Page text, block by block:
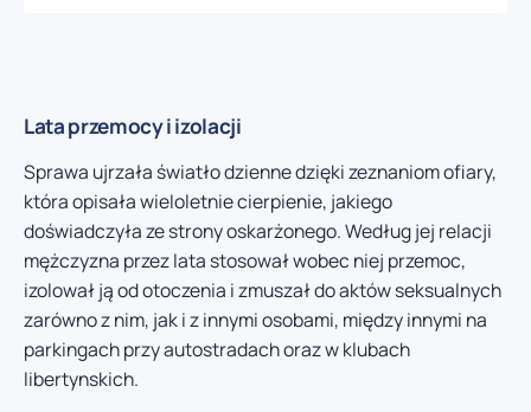
Lata przemocy i izolacji
Sprawa ujrzała światło dzienne dzięki zeznaniom ofiary,
która opisała wieloletnie cierpienie, jakiego
doświadczyła ze strony oskarżonego. Według jej relacji
mężczyzna przez lata stosował wobec niej przemoc,
izolował ją od otoczenia i zmuszał do aktów seksualnych
zarówno z nim, jak i z innymi osobami, między innymi na
parkingach przy autostradach oraz w klubach
libertynskich.